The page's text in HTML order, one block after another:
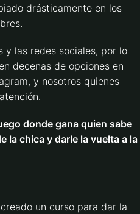
drásticamente en los
y las redes sociales, por lo
decenas de opciones en
y nosotros quienes
donde gana quien sabe
la chica y darle la vuelta a la
un curso para dar la